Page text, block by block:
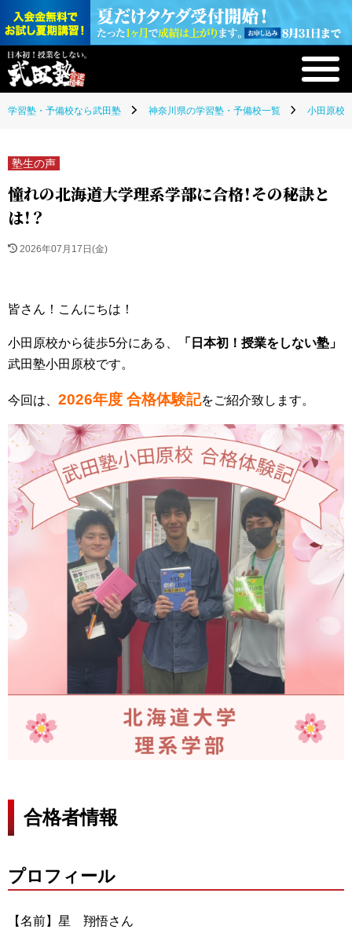
学習塾・予備校なら武田塾 神奈川県の学習塾・予備校一覧 小田原校(
塾生の声
憧れの北海道大学理系学部に合格！その秘訣と
は！？
2026年07月17日(金)
皆さん！こんにちは！
小田原校から徒歩5分にある、
「日本初！授業をしない塾」
武田塾小田原校です。
今回は、 2026年度 合格体験記をご紹介致します。
合格者情報
プロフィール
【名前】星 翔悟さん